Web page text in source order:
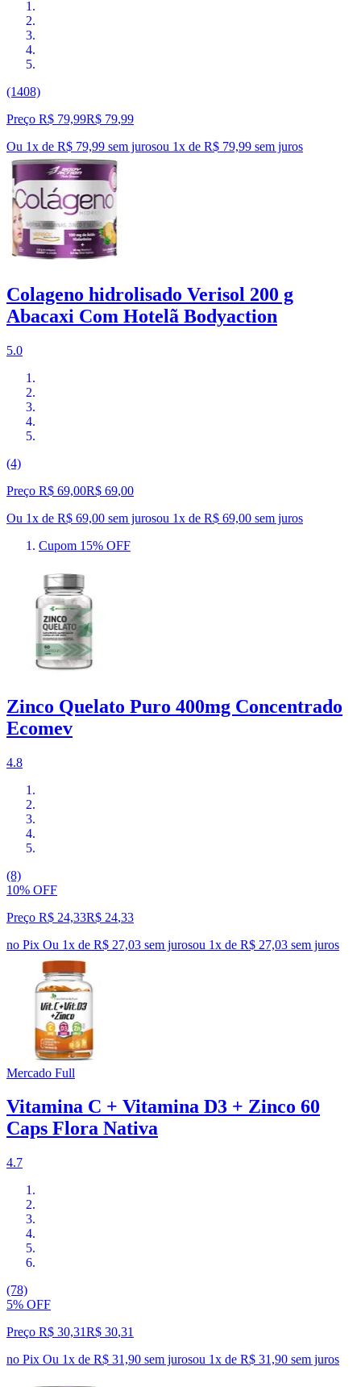
(1408)
Preço R$ 79,99R$ 79,99
Ou 1x de R$ 79,99 sem jurosou 1x de R$ 79,99 sem juros
Colageno hidrolisado Verisol 200 g
Abacaxi Com Hotelã Bodyaction
5.0
(4)
Preço R$ 69,00R$ 69,00
Ou 1x de R$ 69,00 sem jurosou 1x de R$ 69,00 sem juros
Cupom 15% OFF
Zinco Quelato Puro 400mg Concentrado
Ecomev
4.8
(8)
10% OFF
Preço R$ 24,33R$ 24,33
no Pix Ou 1x de R$ 27,03 sem jurosou 1x de R$ 27,03 sem juros
Mercado Full
Vitamina C + Vitamina D3 + Zinco 60
Caps Flora Nativa
4.7
(78)
5% OFF
Preço R$ 30,31R$ 30,31
no Pix Ou 1x de R$ 31,90 sem jurosou 1x de R$ 31,90 sem juros